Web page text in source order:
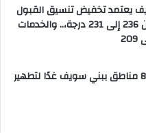
يعتمد تخفيض تنسيق القبول
بالثانوي العام من 236 إلى 231 درجة،.. والخدمات
قطع المياه عن 8 مناطق ببني سويف غدًا لتطهير